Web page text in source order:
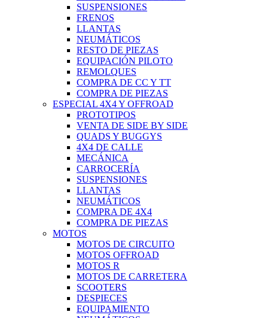
SUSPENSIONES
FRENOS
LLANTAS
NEUMÁTICOS
RESTO DE PIEZAS
EQUIPACIÓN PILOTO
REMOLQUES
COMPRA DE CC Y TT
COMPRA DE PIEZAS
ESPECIAL 4X4 Y OFFROAD
PROTOTIPOS
VENTA DE SIDE BY SIDE
QUADS Y BUGGYS
4X4 DE CALLE
MECÁNICA
CARROCERÍA
SUSPENSIONES
LLANTAS
NEUMÁTICOS
COMPRA DE 4X4
COMPRA DE PIEZAS
MOTOS
MOTOS DE CIRCUITO
MOTOS OFFROAD
MOTOS R
MOTOS DE CARRETERA
SCOOTERS
DESPIECES
EQUIPAMIENTO